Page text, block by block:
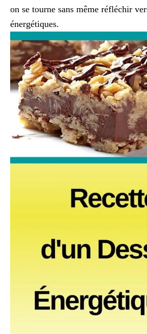
on se tourne sans même réfléchir
énergétiques.